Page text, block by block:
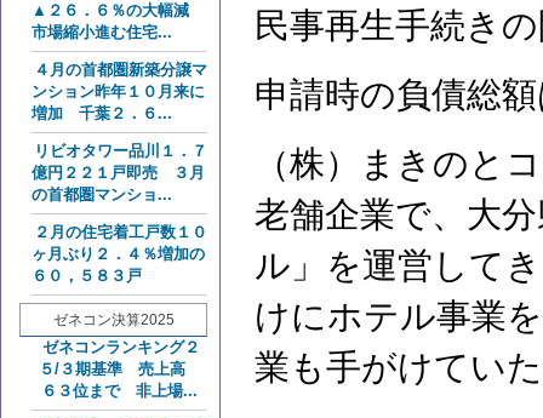
▲２６．６％の大幅減
市場縮小進む住宅...
４月の首都圏新築分譲マ
ンション昨年１０月来に
増加 千葉２．６...
リビオタワー品川１．７
億円２２１戸即売 ３月
の首都圏マンショ...
２月の住宅着工戸数１０
ヶ月ぶり２．４％増加の
６０，５８３戸
ゼネコン決算2025
ゼネコンランキング２
５/３期基準 売上高
６３位まで 非上場...
民事再生手続き
申請時の負債総
（株）まきのと
老舗企業で、大
ル」を運営して
けにホテル事業
業も手がけてい